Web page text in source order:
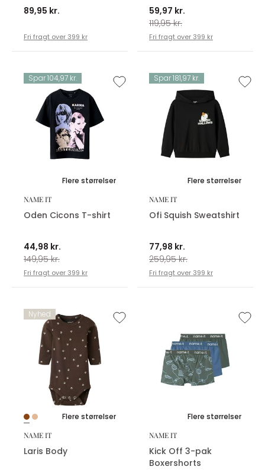
89,95 kr.
Fri fragt over 399 kr
59,97 kr.
119,95 kr.
Fri fragt over 399 kr
Spar 104,97 kr.
Flere størrelser
NAME IT
Oden Cicons T-shirt
44,98 kr.
149,95 kr.
Fri fragt over 399 kr
Spar 181,97 kr.
Flere størrelser
NAME IT
Ofi Squish Sweatshirt
77,98 kr.
259,95 kr.
Fri fragt over 399 kr
Nyhed
Flere størrelser
NAME IT
Laris Body
Flere størrelser
NAME IT
Kick Off 3-pak
Boxershorts